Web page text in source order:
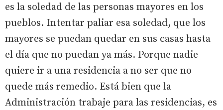
es la soledad de las personas mayores en los
pueblos. Intentar paliar esa soledad, que los
mayores se puedan quedar en sus casas hasta
el día que no puedan ya más. Porque nadie
quiere ir a una residencia a no ser que no
quede más remedio. Está bien que la
Administración trabaje para las residencias, es